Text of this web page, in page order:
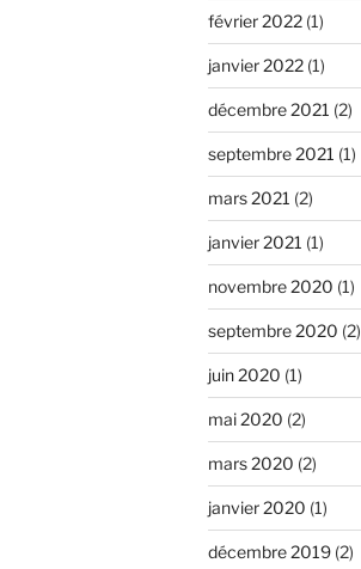
février 2022(1)
janvier 2022(1)
décembre 2021 (2)
septembre 2021 (1)
mars 2021 (2)
janvier 2021 (1)
novembre 2020 (1)
septembre 2020 (2)
juin 2020 (1)
mai 2020 (2)
mars 2020 (2)
janvier 2020 (1)
décembre 2019(2)